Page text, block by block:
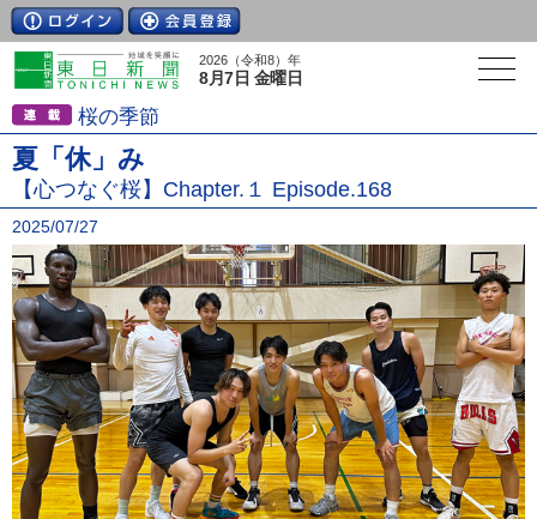
2026（令和8）年
8月7日 金曜日
桜の季節
夏「休」み
【心つなぐ桜】Chapter.１ Episode.168
2025/07/27